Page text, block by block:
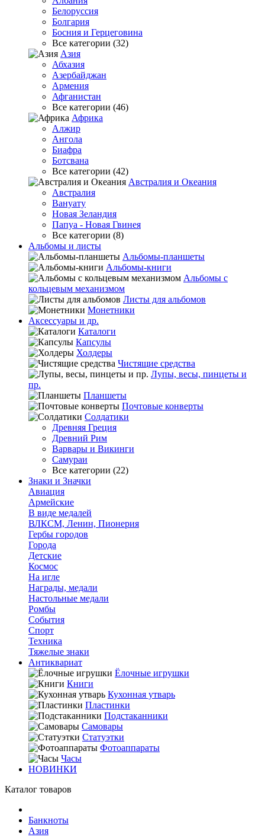
Белоруссия
Болгария
Босния и Герцеговина
Все категории (32)
Азия
Абхазия
Азербайджан
Армения
Афганистан
Все категории (46)
Африка
Алжир
Ангола
Биафра
Ботсвана
Все категории (42)
Австралия и Океания
Австралия
Вануату
Новая Зеландия
Папуа - Новая Гвинея
Все категории (8)
Альбомы и листы
Альбомы-планшеты
Альбомы-книги
Альбомы с
кольцевым механизмом
Листы для альбомов
Монетники
Аксессуары и др.
Каталоги
Капсулы
Холдеры
Чистящие средства
Лупы, весы, пинцеты и
пр.
Планшеты
Почтовые конверты
Солдатики
Древняя Греция
Древний Рим
Варвары и Викинги
Самураи
Все категории (22)
Знаки и Значки
Авиация
Армейские
В виде медалей
ВЛКСМ, Ленин, Пионерия
Гербы городов
Города
Детские
Космос
На игле
Награды, медали
Настольные медали
Ромбы
События
Спорт
Техника
Тяжелые знаки
Антиквариат
Ёлочные игрушки
Книги
Кухонная утварь
Пластинки
Подстаканники
Самовары
Статуэтки
Фотоаппараты
Часы
НОВИНКИ
Каталог товаров
Банкноты
Азия